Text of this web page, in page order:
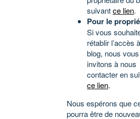
suivantce lien.
Pour le
Si vous
rétablir l’accès
blog, nous vous
invitons à nous
contacter en
ce lien.
Nous espérons que
pourra être de